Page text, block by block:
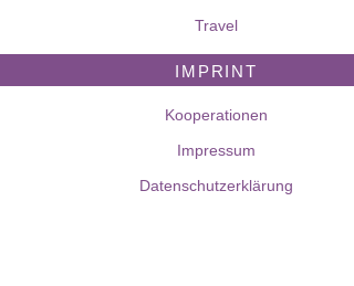
Travel
IMPRINT
Kooperationen
Impressum
Datenschutzerklärung